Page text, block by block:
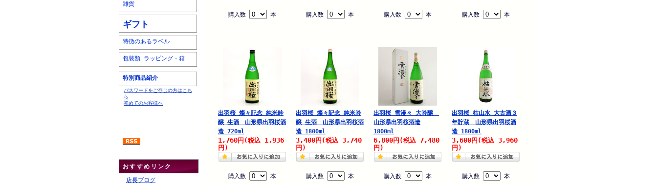
雑貨
ギフト
特徴のあるラベル
包装類 ラッピング・箱
特別商品紹介
パスワードをご存じの方はこち
ら
初めてのお客様へ
おすすめリンク
店長ブログ
購入数 本 購入数 本 購入数 本 購入数 本
出羽桜 燦々記念 純米吟
醸 生酒 山形県出羽桜酒
造 720ml
1,760円 (税込 1,936
円)
購入数 本
出羽桜 燦々記念 純米吟
醸 生酒 山形県出羽桜酒
造 1800ml
3,400円 (税込 3,740
円)
購入数 本
出羽桜 雪漫々 大吟醸
山形県出羽桜酒造
1800ml
6,800円 (税込 7,480
円)
購入数 本
出羽桜 枯山水 大古酒３
年貯蔵 山形県出羽桜酒
造 1800ml
3,600円 (税込 3,960
円)
購入数 本